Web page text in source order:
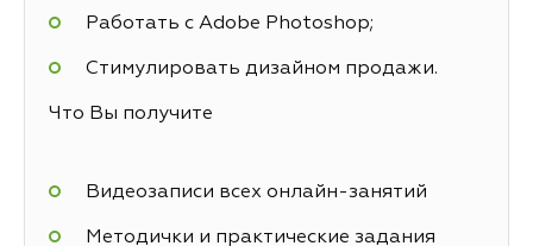
Работать с Adobe Photoshop;
Стимулировать дизайном продажи.
Что Вы получите
Видеозаписи всех онлайн-занятий
Методички и практические задания